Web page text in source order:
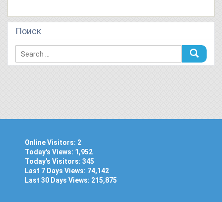
Поиск
Online Visitors: 2
Today's Views: 1,952
Today's Visitors: 345
Last 7 Days Views: 74,142
Last 30 Days Views: 215,875